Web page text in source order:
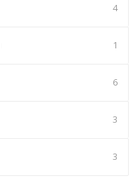
4
1
6
3
3